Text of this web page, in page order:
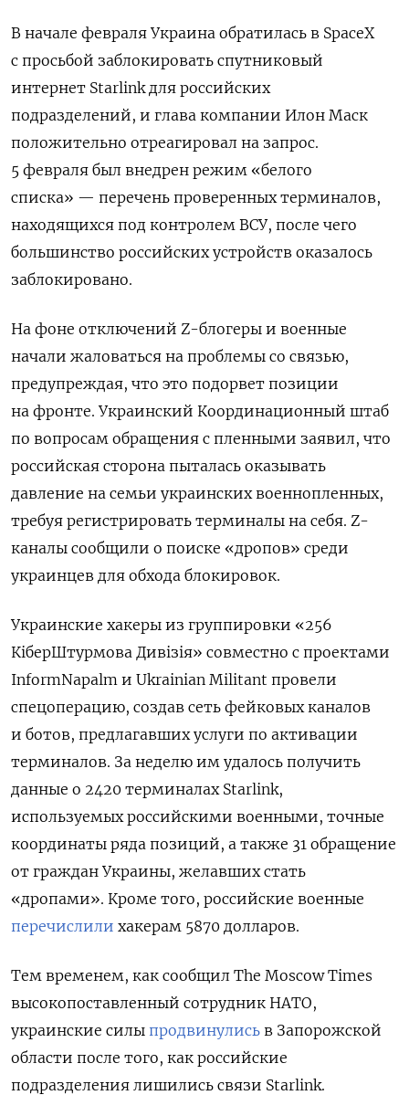
В начале февраля Украина обратилась в SpaceX
с просьбой заблокировать спутниковый
интернет Starlinkдля российских
подразделений, и глава компании Илон Маск
положительно отреагировал на запрос.
5 февраля был внедрен режим «белого
списка» — перечень проверенных терминалов,
находящихся под контролем ВСУ, после чего
большинство российских устройств оказалось
заблокировано.
На фоне отключений Z-блогеры и военные
начали жаловаться на проблемы со связью,
предупреждая, что это подорвет позиции
на фронте. Украинский Координационный штаб
по вопросам обращения с пленными заявил, что
российская сторона пыталась оказывать
давление на семьи украинских военнопленных,
требуя регистрировать терминалы на себя. Z-
каналы сообщили о поиске «дропов» среди
украинцев для обхода блокировок.
Украинские хакеры из группировки «256
КіберШтурмова Дивізія» совместно с проектами
InformNapalm и Ukrainian Militant провели
спецоперацию, создав сеть фейковых каналов
и ботов, предлагавших услуги по активации
терминалов. За неделю им удалось получить
данные о 2420 терминалах Starlink,
используемых российскими военными, точные
координаты ряда позиций, а также 31 обращение
от граждан Украины, желавших стать
«дропами». Кроме того, российские военные
перечислили хакерам 5870 долларов.
Тем временем, как сообщил The Moscow Times
высокопоставленный сотрудник НАТО,
украинские силы продвинулись в Запорожской
области после того, как российские
подразделения лишились связи Starlink.